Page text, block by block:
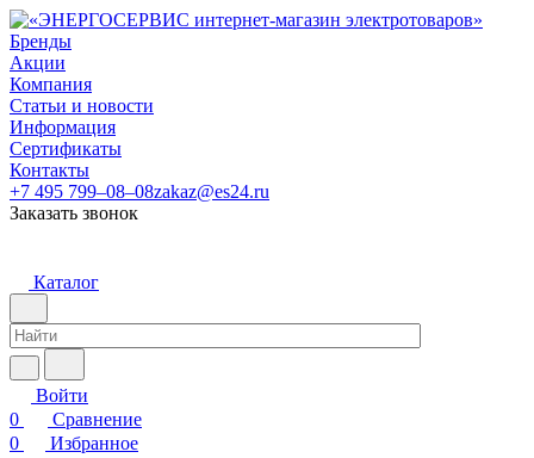
Бренды
Акции
Компания
Статьи и новости
Информация
Сертификаты
Контакты
+7 495 799–08–08zakaz@es24.ru
Заказать звонок
Каталог
Войти
0
Сравнение
0
Избранное